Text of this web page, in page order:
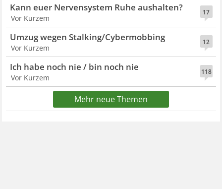
17
Kann euer Nervensystem Ruhe aushalten?
Vor Kurzem
12
Umzug wegen Stalking/Cybermobbing
Vor Kurzem
118
Ich habe noch nie / bin noch nie
Vor Kurzem
Mehr neue Themen